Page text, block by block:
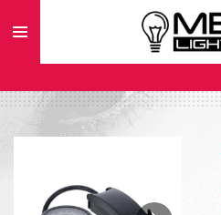
direct
hoofdinhoud